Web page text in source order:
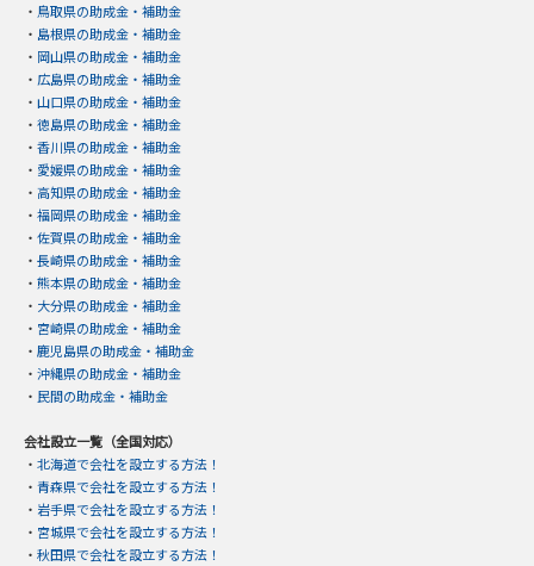
・ 鳥取県の助成金・補助金
・ 島根県の助成金・補助金
・ 岡山県の助成金・補助金
・ 広島県の助成金・補助金
・ 山口県の助成金・補助金
・ 徳島県の助成金・補助金
・ 香川県の助成金・補助金
・ 愛媛県の助成金・補助金
・ 高知県の助成金・補助金
・ 福岡県の助成金・補助金
・ 佐賀県の助成金・補助金
・ 長崎県の助成金・補助金
・ 熊本県の助成金・補助金
・ 大分県の助成金・補助金
・ 宮崎県の助成金・補助金
・ 鹿児島県の助成金・補助金
・ 沖縄県の助成金・補助金
・ 民間の助成金・補助金
会社設立一覧（全国対応）
・ 北海道で会社を設立する方法！
・ 青森県で会社を設立する方法！
・ 岩手県で会社を設立する方法！
・ 宮城県で会社を設立する方法！
・ 秋田県で会社を設立する方法！